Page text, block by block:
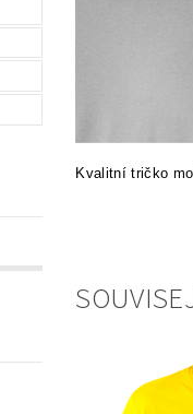
Kvalitní tričko